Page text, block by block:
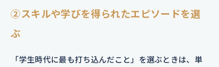
②スキルや学びを得られたエピソードを選
ぶ
「学生時代に最も打ち込んだこと」を選ぶときは、単